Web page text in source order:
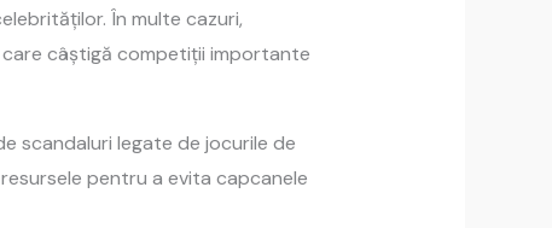
În multe cazuri,
câștigă competiții importante
scandaluri legate de jocurile de
pentru a evita capcanele